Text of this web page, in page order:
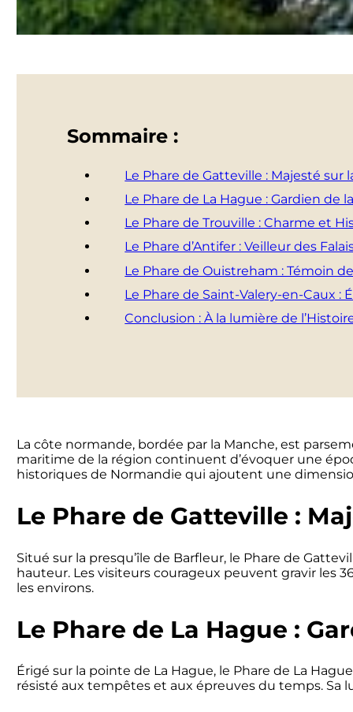
Sommaire :
Le Phare de Gatteville : Majesté sur
Le Phare de La Hague : Gardien de
Le Phare de Trouville : Charme et
Le Phare d’Antifer : Veilleur des
Le Phare de Ouistreham : Témoin
Le Phare de Saint-Valery-en-Caux :
Conclusion : À la lumière de
La côte normande, bordée par la Manche, est
maritime de la région continuent d’évoquer une
historiques de Normandie qui ajoutent une
Le Phare de Gatteville :
Situé sur la presqu’île de Barfleur, le Phare de
hauteur. Les visiteurs courageux peuvent gravir les
les environs.
Le Phare de La Hague :
Érigé sur la pointe de La Hague, le Phare de La
résisté aux tempêtes et aux épreuves du temps.